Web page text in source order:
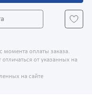
момента оплаты заказа.
от указанных на
на сайте